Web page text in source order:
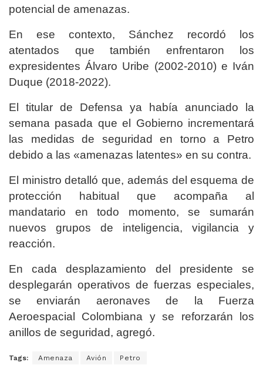
potencial de amenazas.
En ese contexto, Sánchez recordó los
atentados que también enfrentaron los
expresidentes Álvaro Uribe (2002-2010) e Iván
Duque (2018-2022).
El titular de Defensa ya había anunciado la
semana pasada que el Gobierno incrementará
las medidas de seguridad en torno a Petro
debido a las «amenazas latentes» en su contra.
El ministro detalló que, además del esquema de
protección habitual que acompaña al
mandatario en todo momento, se sumarán
nuevos grupos de inteligencia, vigilancia y
reacción.
En cada desplazamiento del presidente se
desplegarán operativos de fuerzas especiales,
se enviarán aeronaves de la Fuerza
Aeroespacial Colombiana y se reforzarán los
anillos de seguridad, agregó.
Tags: Amenaza Avión Petro